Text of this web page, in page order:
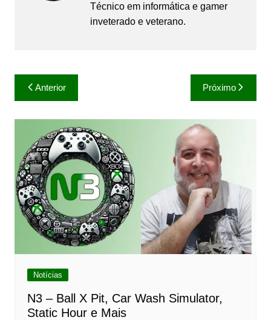
Técnico em informática e gamer
inveterado e veterano.
Navegação
de
Post
Anterior Próximo
Notícias
N3 – Ball X Pit, Car Wash Simulator,
Static Hour e Mais